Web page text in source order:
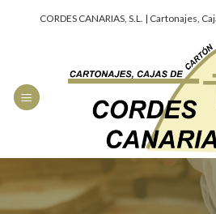
CORDES CANARIAS, S.L. | Cartonajes,